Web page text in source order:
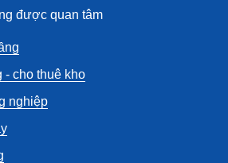
được quan tâm
- cho thuê kho
nghiệp